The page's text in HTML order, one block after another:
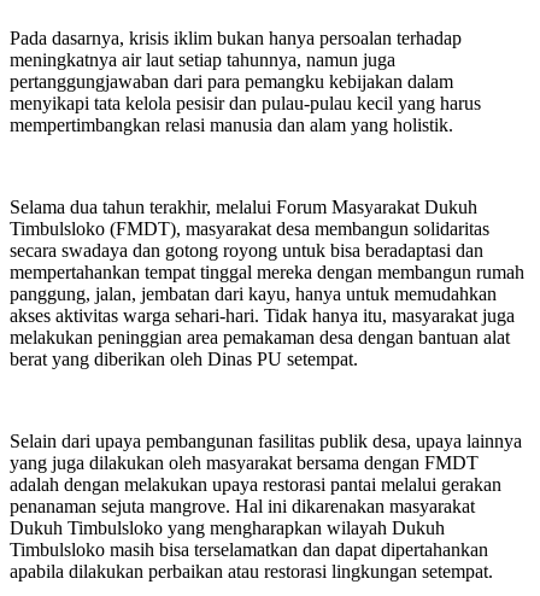
Pada dasarnya, krisis iklim bukan hanya persoalan terhadap
meningkatnya air laut setiap tahunnya, namun juga
pertanggungjawaban dari para pemangku kebijakan dalam
menyikapi tata kelola pesisir dan pulau-pulau kecil yang harus
mempertimbangkan relasi manusia dan alam yang holistik.
Selama dua tahun terakhir, melalui Forum Masyarakat Dukuh
Timbulsloko (FMDT), masyarakat desa membangun solidaritas
secara swadaya dan gotong royong untuk bisa beradaptasi dan
mempertahankan tempat tinggal mereka dengan membangun rumah
panggung, jalan, jembatan dari kayu, hanya untuk memudahkan
akses aktivitas warga sehari-hari. Tidak hanya itu, masyarakat juga
melakukan peninggian area pemakaman desa dengan bantuan alat
berat yang diberikan oleh Dinas PU setempat.
Selain dari upaya pembangunan fasilitas publik desa, upaya lainnya
yang juga dilakukan oleh masyarakat bersama dengan FMDT
adalah dengan melakukan upaya restorasi pantai melalui gerakan
penanaman sejuta mangrove. Hal ini dikarenakan masyarakat
Dukuh Timbulsloko yang mengharapkan wilayah Dukuh
Timbulsloko masih bisa terselamatkan dan dapat dipertahankan
apabila dilakukan perbaikan atau restorasi lingkungan setempat.